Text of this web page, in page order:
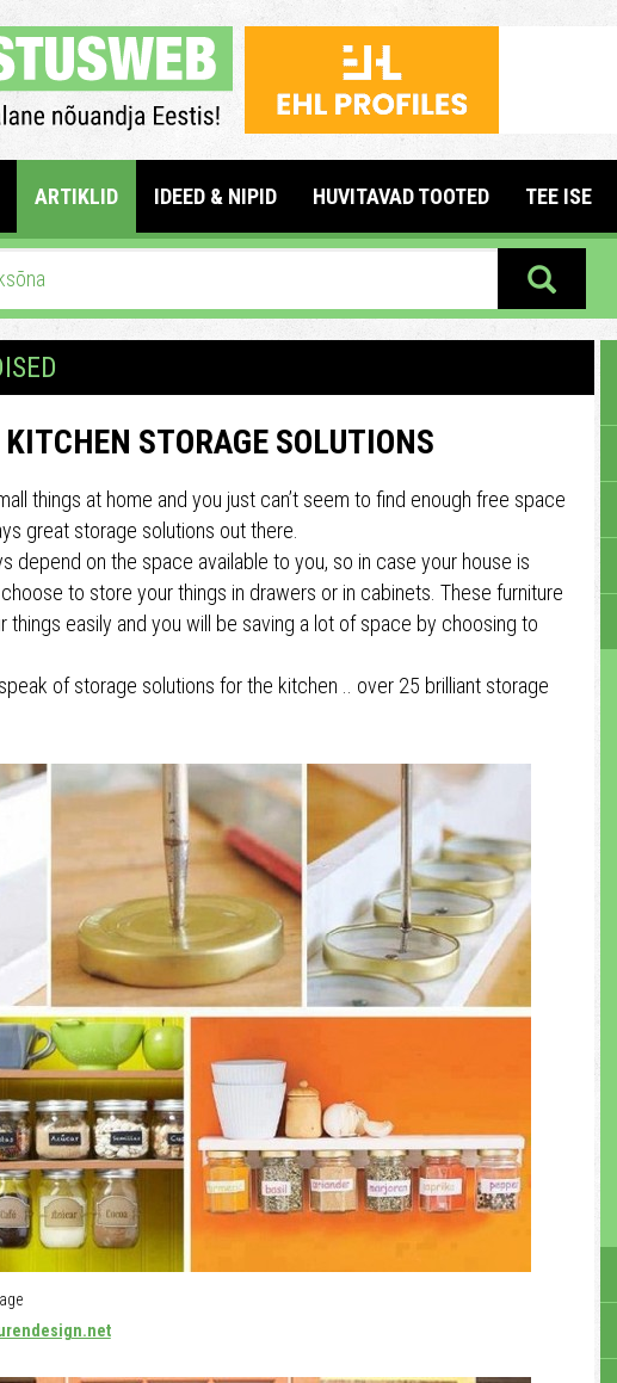
ARTIKLID IDEED & NIPID HUVITAVAD TOOTED TEE ISE
STORAGE SOLUTIONS
things at home and you just can’t seem to find enough free space
great storage solutions out there.
depend on the space available to you, so in case your house is
to store your things in drawers or in cabinets. These furniture
things easily and you will be saving a lot of space by choosing to
of storage solutions for the kitchen .. over 25 brilliant storage